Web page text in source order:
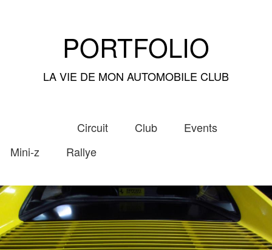
PORTFOLIO
LA VIE DE MON AUTOMOBILE CLUB
Circuit Club
Events
Mini-z
Rallye